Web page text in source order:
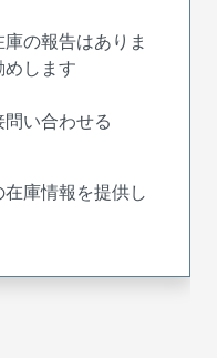
の報告はありま
します
い合わせる
庫情報を提供し